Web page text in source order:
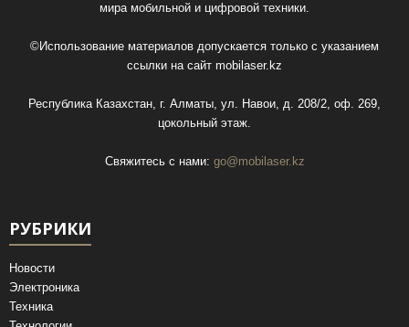
мира мобильной и цифровой техники.
©Использование материалов допускается только с указанием
ссылки на сайт mobilaser.kz
Республика Казахстан, г. Алматы, ул. Навои, д. 208/2, оф. 269,
цокольный этаж.
Свяжитесь с нами: go@mobilaser.kz
РУБРИКИ
Новости
Электроника
Техника